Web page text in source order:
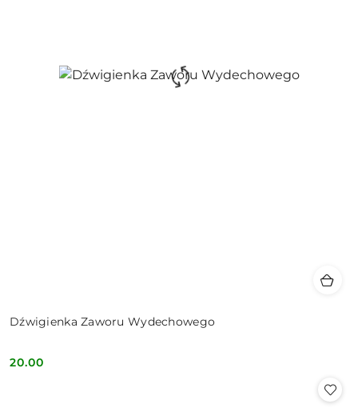
Dźwigienka Zaworu Wydechowego
Cena:
20.00